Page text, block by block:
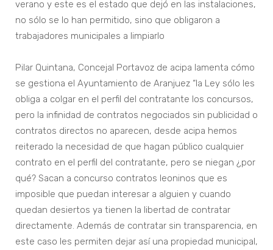
verano y este es el estado que dejó en las instalaciones,
no sólo se lo han permitido, sino que obligaron a
trabajadores municipales a limpiarlo
Pilar Quintana, Concejal Portavoz de acipa lamenta cómo
se gestiona el Ayuntamiento de Aranjuez “la Ley sólo les
obliga a colgar en el perfil del contratante los concursos,
pero la infinidad de contratos negociados sin publicidad o
contratos directos no aparecen, desde acipa hemos
reiterado la necesidad de que hagan público cualquier
contrato en el perfil del contratante, pero se niegan ¿por
qué? Sacan a concurso contratos leoninos que es
imposible que puedan interesar a alguien y cuando
quedan desiertos ya tienen la libertad de contratar
directamente. Además de contratar sin transparencia, en
este caso les permiten dejar así una propiedad municipal,